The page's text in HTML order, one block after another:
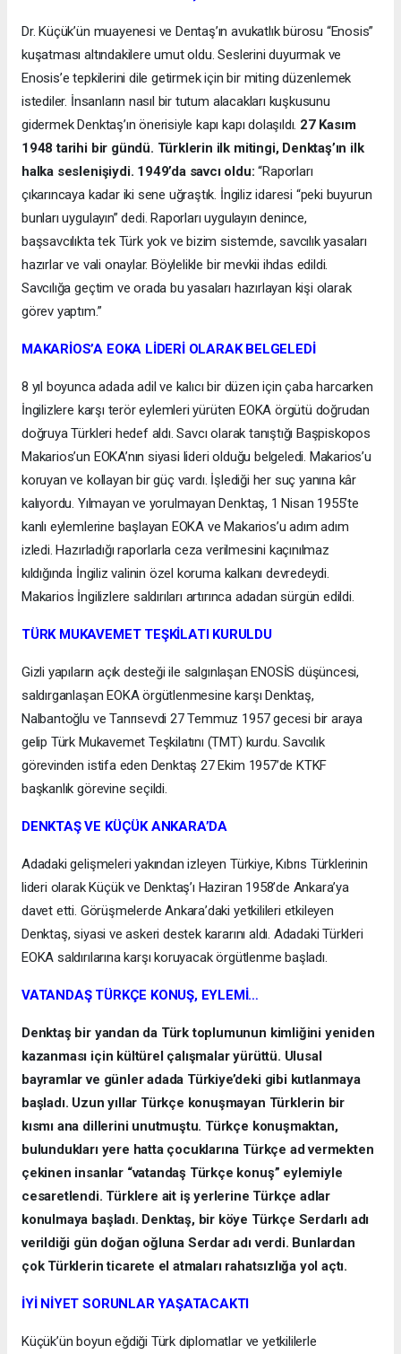
Dr. Küçük’ün muayenesi ve Dentaş’ın avukatlık bürosu “Enosis”
kuşatması altındakilere umut oldu. Seslerini duyurmak ve
Enosis’e tepkilerini dile getirmek için bir miting düzenlemek
istediler. İnsanların nasıl bir tutum alacakları kuşkusunu
gidermek Denktaş’ın önerisiyle kapı kapı dolaşıldı. 27 Kasım
1948 tarihi bir gündü. Türklerin ilk mitingi, Denktaş’ın ilk
halka seslenişiydi. 1949’da savcı oldu:“Raporları
çıkarıncaya kadar iki sene uğraştık. İngiliz idaresi “peki buyurun
bunları uygulayın” dedi. Raporları uygulayın denince,
başsavcılıkta tek Türk yok ve bizim sistemde, savcılık yasaları
hazırlar ve vali onaylar. Böylelikle bir mevkii ihdas edildi.
Savcılığa geçtim ve orada bu yasaları hazırlayan kişi olarak
görev yaptım.”
MAKARİOS’A EOKA LİDERİ OLARAK BELGELEDİ
8 yıl boyunca adada adil ve kalıcı bir düzen için çaba harcarken
İngilizlere karşı terör eylemleri yürüten EOKA örgütü doğrudan
doğruya Türkleri hedef aldı. Savcı olarak tanıştığı Başpiskopos
Makarios’un EOKA’nın siyasi lideri olduğu belgeledi. Makarios’u
koruyan ve kollayan bir güç vardı. İşlediği her suç yanına kâr
kalıyordu. Yılmayan ve yorulmayan Denktaş, 1 Nisan 1955’te
kanlı eylemlerine başlayan EOKA ve Makarios’u adım adım
izledi. Hazırladığı raporlarla ceza verilmesini kaçınılmaz
kıldığında İngiliz valinin özel koruma kalkanı devredeydi.
Makarios İngilizlere saldırıları artırınca adadan sürgün edildi.
TÜRK MUKAVEMET TEŞKİLATI KURULDU
Gizli yapıların açık desteği ile salgınlaşan ENOSİS düşüncesi,
saldırganlaşan EOKA örgütlenmesine karşı Denktaş,
Nalbantoğlu ve Tanrısevdi 27 Temmuz 1957 gecesi bir araya
gelip Türk Mukavemet Teşkilatını (TMT) kurdu. Savcılık
görevinden istifa eden Denktaş 27 Ekim 1957’de KTKF
başkanlık görevine seçildi.
DENKTAŞ VE KÜÇÜK ANKARA’DA
Adadaki gelişmeleri yakından izleyen Türkiye, Kıbrıs Türklerinin
lideri olarak Küçük ve Denktaş’ı Haziran 1958’de Ankara’ya
davet etti. Görüşmelerde Ankara’daki yetkilileri etkileyen
Denktaş, siyasi ve askeri destek kararını aldı. Adadaki Türkleri
EOKA saldırılarına karşı koruyacak örgütlenme başladı.
VATANDAŞ TÜRKÇE KONUŞ, EYLEMİ…
Denktaş bir yandan da Türk toplumunun kimliğini yeniden
kazanması için kültürel çalışmalar yürüttü. Ulusal
bayramlar ve günler adada Türkiye’deki gibi kutlanmaya
başladı. Uzun yıllar Türkçe konuşmayan Türklerin bir
kısmı ana dillerini unutmuştu. Türkçe konuşmaktan,
bulundukları yere hatta çocuklarına Türkçe ad vermekten
çekinen insanlar “vatandaş Türkçe konuş” eylemiyle
cesaretlendi. Türklere ait iş yerlerine Türkçe adlar
konulmaya başladı. Denktaş, bir köye Türkçe Serdarlı adı
verildiği gün doğan oğluna Serdar adı verdi. Bunlardan
çok Türklerin ticarete el atmaları rahatsızlığa yol açtı.
İYİ NİYET SORUNLAR YAŞATACAKTI
Küçük’ün boyun eğdiği Türk diplomatlar ve yetkililerle